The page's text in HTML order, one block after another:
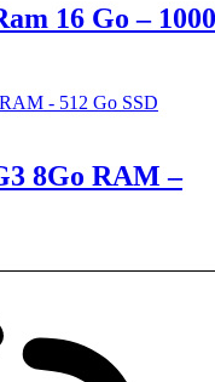
16 Go – 1000
8Go RAM –